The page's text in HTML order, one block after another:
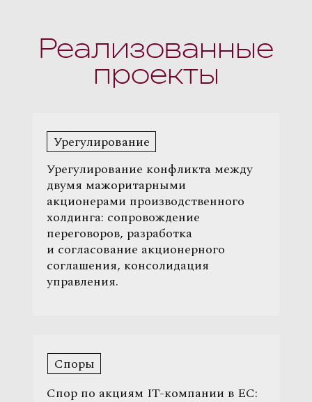
Реализованные
проекты
Урегулирование конфликта между
двумя мажоритарными
акционерами производственного
холдинга: сопровождение
переговоров, разработка
и согласование акционерного
соглашения, консолидация
управления.
Урегулирование
Спор по акциям IT-компании в ЕС:
Споры